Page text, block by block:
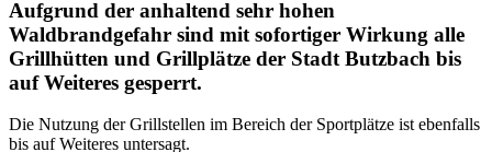
Aufgrund der anhaltend sehr hohen
Waldbrandgefahr sind mit sofortiger Wirkung alle
Grillhütten und Grillplätze der Stadt Butzbach bis
auf Weiteres gesperrt.
Die Nutzung der Grillstellen im Bereich der Sportplätze ist ebenfalls
bis auf Weiteres untersagt.